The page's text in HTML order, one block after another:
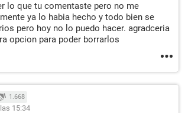
lo que tu comentaste pero no me
ya lo habia hecho y todo bien se
pero hoy no lo puedo hacer. agradceria
opcion para poder borrarlos
1.668
15:34